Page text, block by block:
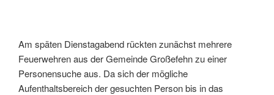
Am späten Dienstagabend rückten zunächst mehrere
Feuerwehren aus der Gemeinde Großefehn zu einer
Personensuche aus. Da sich der mögliche
Aufenthaltsbereich der gesuchten Person bis in das